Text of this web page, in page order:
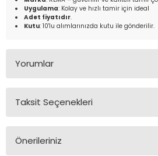
Uygulama: Kolay ve hızlı tamir için ideal
Adet fiyatıdır.
Kutu: 10'lu alımlarınızda kutu ile gönderilir.
Yorumlar
Taksit Seçenekleri
Önerileriniz